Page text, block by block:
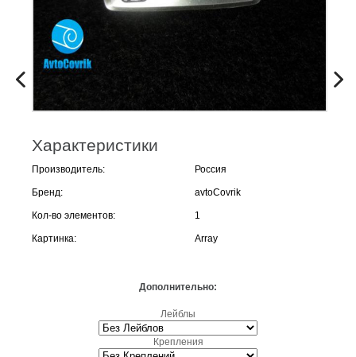
Характеристики
Производитель: Россия
Бренд: avtoCovrik
Кол-во элементов: 1
Картинка: Array
Дополнительно:
Лейблы
Крепления